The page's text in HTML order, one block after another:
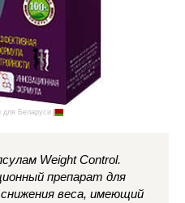
для Беларуси
Weight Control.
препарат для
веса, имеющий